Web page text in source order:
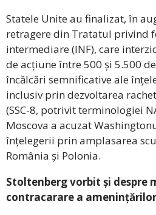
Statele Unite au finalizat, în
retragere din Tratatul privind
intermediare (INF), care
de acțiune între 500 și 5.500
încălcări semnificative ale
inclusiv prin dezvoltarea
(SSC-8, potrivit terminologiei
Moscova a acuzat
înțelegerii prin amplasarea
România și Polonia.
Stoltenberg vorbit și despre
contracarare a